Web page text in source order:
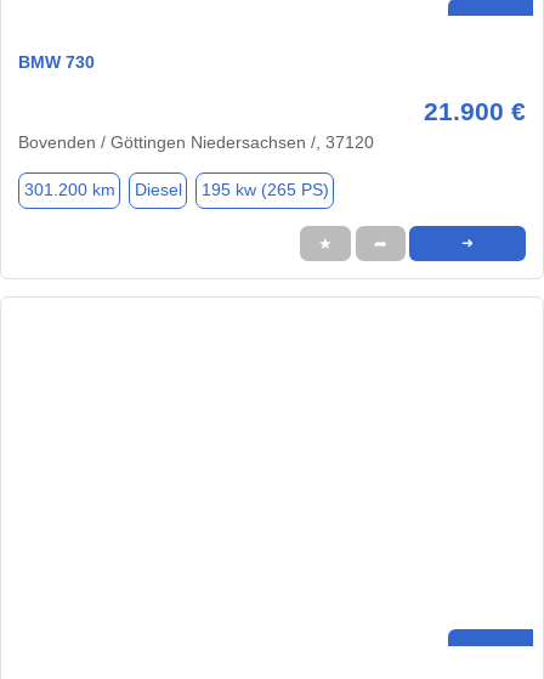
BMW 730
21.900 €
Bovenden / Göttingen Niedersachsen /, 37120
301.200 km Diesel 195 kw (265 PS)
★ ➦ ➜